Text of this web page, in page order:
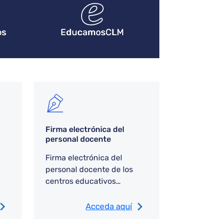
EducamosCLM
Firma electrónica del
personal docente
Firma electrónica del
personal docente de los
centros educativos
Acceda aquí